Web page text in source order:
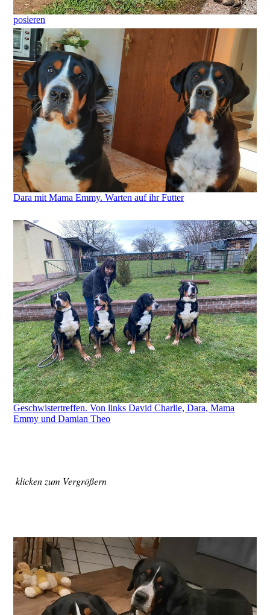
posieren
Dara mit Mama Emmy. Warten auf ihr Futter
Geschwistertreffen. Von links David Charlie, Dara, Mama
Emmy und Damian Theo
klicken zum Vergrößern